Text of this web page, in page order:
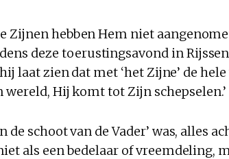
Zijnen hebben Hem niet
deze toerustingsavond in
laat zien dat met ‘het Zijne’ de
Hij komt tot Zijn schepselen.’
de schoot van de Vader’ was, alles
als een bedelaar of vreemdeling,